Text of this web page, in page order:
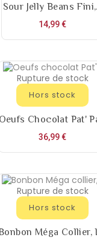
Sour Jelly Beans
14,99 €Prix
Rupture de stock
Hors stock
Oeufs Chocolat Pat'
36,99 €Prix
Rupture de stock
Hors stock
Méga Collier,